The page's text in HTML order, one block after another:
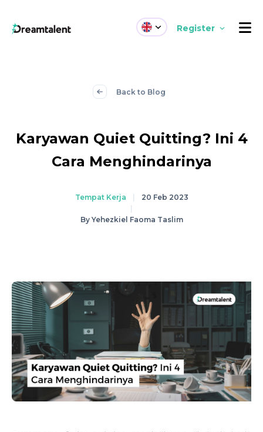
Register
Back to Blog
Karyawan Quiet Quitting? Ini 4
Cara Menghindarinya
Tempat Kerja
20 Feb 2023
By Yehezkiel Faoma Taslim